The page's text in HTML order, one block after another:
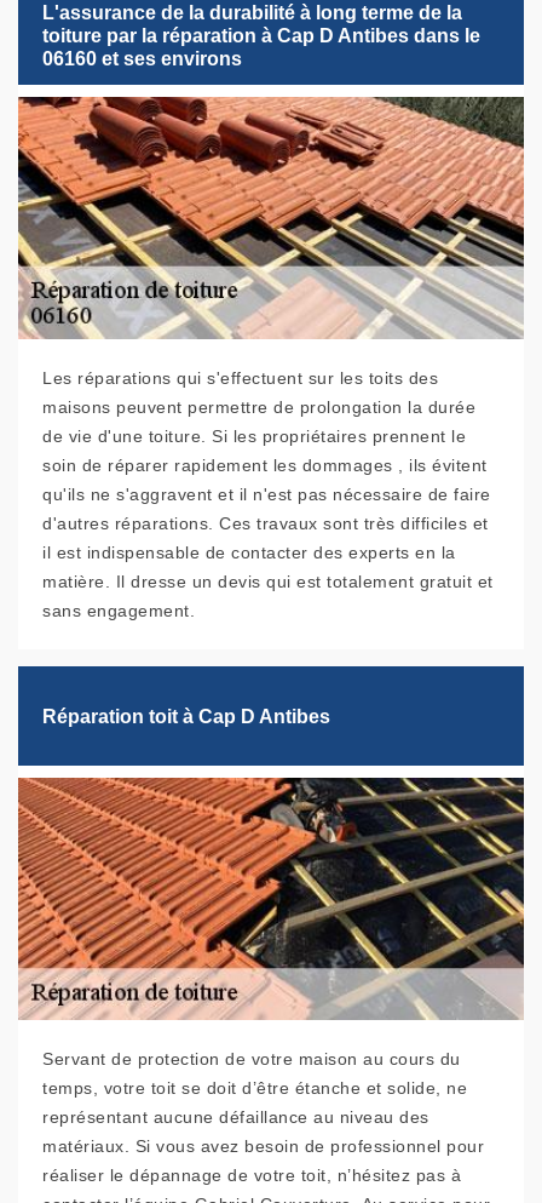
L'assurance de la durabilité à long terme de la
toiture par la réparation à Cap D Antibes dans le
06160 et ses environs
Les réparations qui s'effectuent sur les toits des
maisons peuvent permettre de prolongation la durée
de vie d'une toiture. Si les propriétaires prennent le
soin de réparer rapidement les dommages , ils évitent
qu'ils ne s'aggravent et il n'est pas nécessaire de faire
d'autres réparations. Ces travaux sont très difficiles et
il est indispensable de contacter des experts en la
matière. Il dresse un devis qui est totalement gratuit et
sans engagement.
Réparation toit à Cap D Antibes
Servant de protection de votre maison au cours du
temps, votre toit se doit d’être étanche et solide, ne
représentant aucune défaillance au niveau des
matériaux. Si vous avez besoin de professionnel pour
réaliser le dépannage de votre toit, n’hésitez pas à